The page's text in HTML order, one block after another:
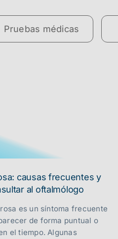
Pruebas médicas
causas frecuentes y
al oftalmólogo
es un síntoma frecuente
de forma puntual o
el tiempo. Algunas